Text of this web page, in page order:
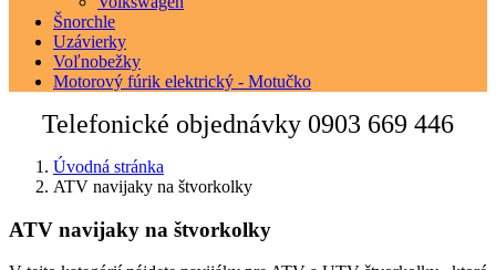
Šnorchle
Uzávierky
Voľnobežky
Motorový fúrik elektrický - Motučko
Telefonické objednávky 0903 669 446
Úvodná stránka
ATV navijaky na štvorkolky
ATV navijaky na štvorkolky